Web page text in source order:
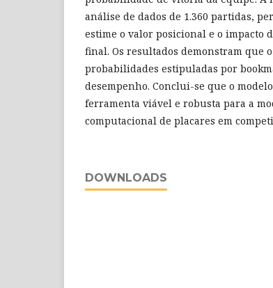
análise de dados de 1.360 partidas,
estime o valor posicional e o impacto
final. Os resultados demonstram que
probabilidades estipuladas por
desempenho. Conclui-se que o
ferramenta viável e robusta para a
computacional de placares em
DOWNLOADS